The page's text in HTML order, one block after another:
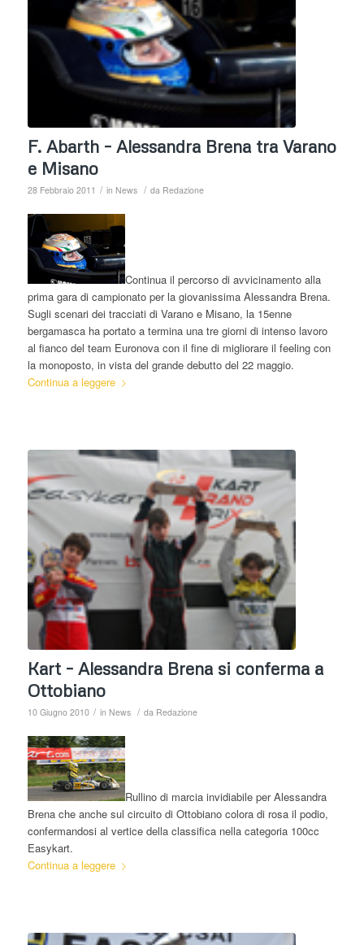
F. Abarth – Alessandra Brena tra Varano
e Misano
28 Febbraio 2011 / in News / da Redazione
Continua il percorso di avvicinamento alla
prima gara di campionato per la giovanissima Alessandra Brena.
Sugli scenari dei tracciati di Varano e Misano, la 15enne
bergamasca ha portato a termina una tre giorni di intenso lavoro
al fianco del team Euronova con il fine di migliorare il feeling con
la monoposto, in vista del grande debutto del 22 maggio.
Continua a leggere
Kart – Alessandra Brena si conferma a
Ottobiano
10 Giugno 2010 / in News / da Redazione
Rullino di marcia invidiabile per Alessandra
Brena che anche sul circuito di Ottobiano colora di rosa il podio,
confermandosi al vertice della classifica nella categoria 100cc
Easykart.
Continua a leggere